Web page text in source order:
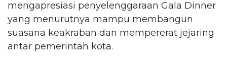
mengapresiasi penyelenggaraan Gala Dinner
yang menurutnya mampu membangun
suasana keakraban dan mempererat jejaring
antar pemerintah kota.